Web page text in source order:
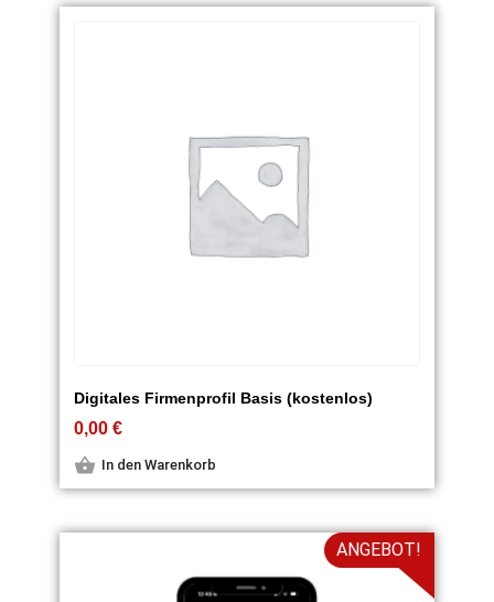
Digitales Firmenprofil Basis (kostenlos)
0,00€
In den Warenkorb
ANGEBOT!